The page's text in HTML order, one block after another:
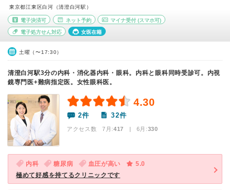
東京都江東区白河（清澄白河駅）
電子決済可 ネット予約 マイナ受付 (スマホ可)
電子処方せん対応 女医在籍
土曜（〜17:30）
清澄白河駅3分の内科・消化器内科・眼科。内科と眼科同時受診可。内視
鏡専門医+難病指定医。女性眼科医。
4.30
2件 32件
アクセス数 7月:417 | 6月:330
内科 糖尿病 血圧が高い
5.0
極めて好感を持てるクリニックです